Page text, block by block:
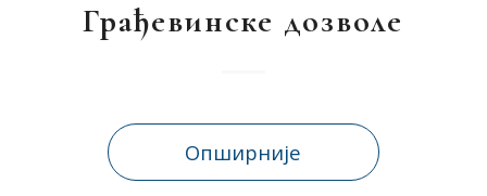
Грађевинске дозволе
Опширније